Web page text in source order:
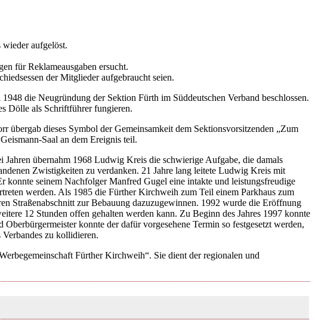
aufgelöst.
für Reklameausgaben ersucht.
der Mitglieder aufgebraucht seien.
die Neugründung der Sektion Fürth im Süddeutschen Verband beschlossen.
Dölle als Schriftführer fungieren.
übergab dieses Symbol der Gemeinsamkeit dem Sektionsvorsitzenden „Zum
Saal an dem Ereignis teil.
übernahm 1968 Ludwig Kreis die schwierige Aufgabe, die damals
Zwistigkeiten zu verdanken. 21 Jahre lang leitete Ludwig Kreis mit
seinem Nachfolger Manfred Gugel eine intakte und leistungsfreudige
werden. Als 1985 die Fürther Kirchweih zum Teil einem Parkhaus zum
Straßenabschnitt zur Bebauung dazuzugewinnen. 1992 wurde die Eröffnung
12 Stunden offen gehalten werden kann. Zu Beginn des Jahres 1997 konnte
konnte der dafür vorgesehene Termin so festgesetzt werden,
zu kollidieren.
Fürther Kirchweih“. Sie dient der regionalen und